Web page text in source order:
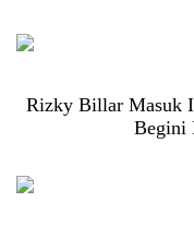
Rizky Billar Masuk
Begini